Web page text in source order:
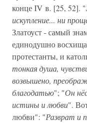
конце IV в. [25, 52]. "
искупление... ни
Златоуст - самый
единодушно
протестанты, и
тонкая душа,
возвышено,
благодатью"; "Он
истины и любви".
любви": "Разврат и